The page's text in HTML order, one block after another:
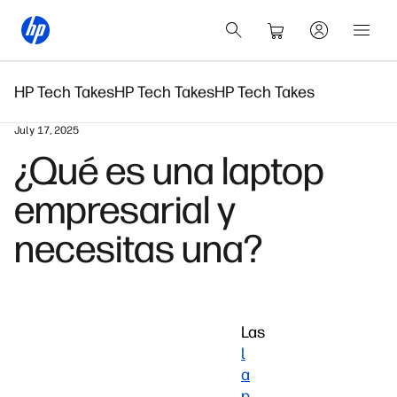
HP Tech TakesHP Tech TakesHP Tech Takes
July 17, 2025
¿Qué es una laptop
empresarial y
necesitas una?
Las
l
a